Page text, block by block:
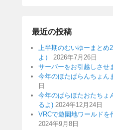
最近の投稿
上半期のむいゆーまとめ
よ）
2026年7月26日
サーバーをお引越しさせ
今年のほたぱらんちょん
日
今年のぱらほたおたちょ
るよ) 2024年12月24日
VRCで遊園地ワールドを
2024年9月8日